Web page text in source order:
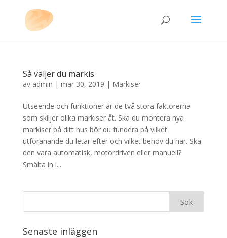
Så väljer du markis
av admin | mar 30, 2019 | Markiser
Utseende och funktioner är de två stora faktorerna
som skiljer olika markiser åt. Ska du montera nya
markiser på ditt hus bör du fundera på vilket
utföranande du letar efter och vilket behov du har. Ska
den vara automatisk, motordriven eller manuell?
Smälta in i...
Senaste inläggen